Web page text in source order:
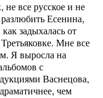
все русское и не
Есенина,
задыхалась от
Мне все
Я выросла на
с
Васнецова,
чем